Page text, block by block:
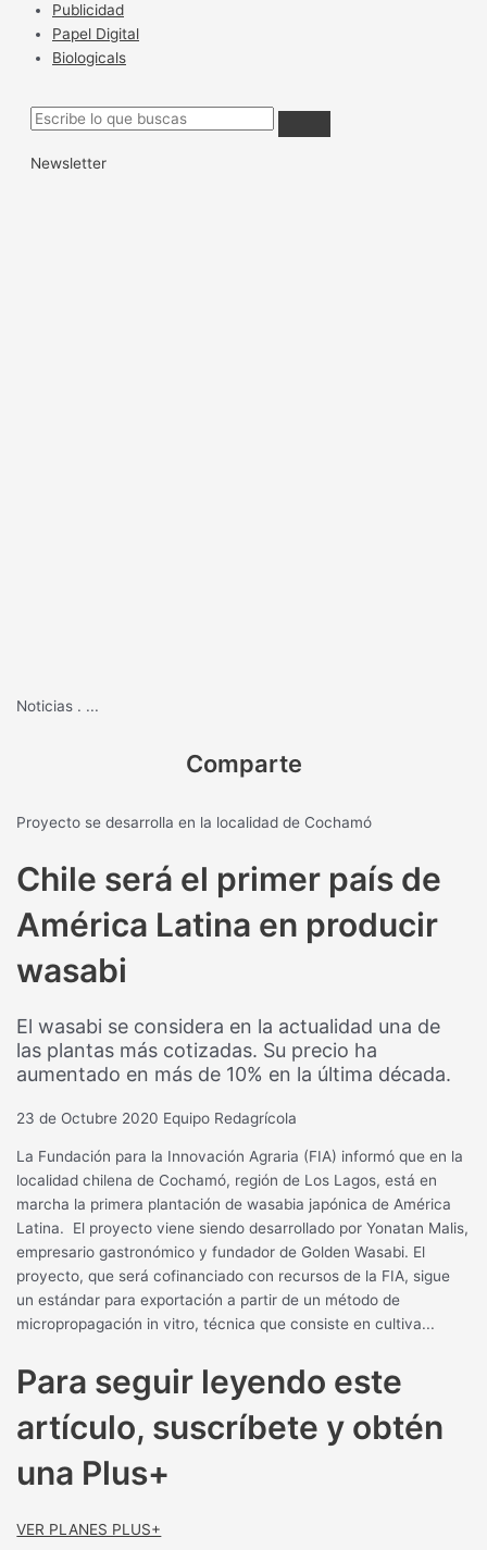
Publicidad
Papel Digital
Biologicals
Newsletter
Noticias . ...
Comparte
Proyecto se desarrolla en la localidad de Cochamó
Chile será el primer país de
América Latina en producir
wasabi
El wasabi se considera en la actualidad una de
las plantas más cotizadas. Su precio ha
aumentado en más de 10% en la última década.
23 de Octubre 2020 Equipo Redagrícola
La Fundación para la Innovación Agraria (FIA) informó que en la
localidad chilena de Cochamó, región de Los Lagos, está en
marcha la primera plantación de wasabia japónica de América
Latina. El proyecto viene siendo desarrollado por Yonatan Malis,
empresario gastronómico y fundador de Golden Wasabi. El
proyecto, que será cofinanciado con recursos de la FIA, sigue
un estándar para exportación a partir de un método de
micropropagación in vitro, técnica que consiste en cultiva...
Para seguir leyendo este
artículo, suscríbete y obtén
una Plus+
VER PLANES PLUS+